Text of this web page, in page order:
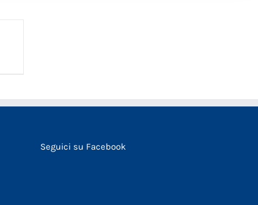
Seguici su Facebook